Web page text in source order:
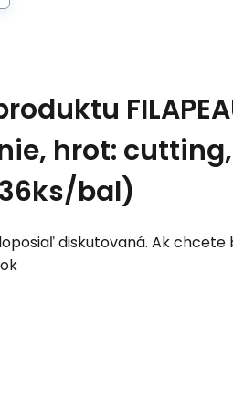
hrot:
bal)
diskutovaná. Ak chcete